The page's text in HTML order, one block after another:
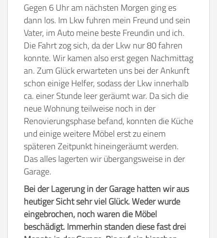
Gegen 6 Uhr am nächsten Morgen ging es
dann los. Im Lkw fuhren mein Freund und sein
Vater, im Auto meine beste Freundin und ich.
Die Fahrt zog sich, da der Lkw nur 80 fahren
konnte. Wir kamen also erst gegen Nachmittag
an. Zum Glück erwarteten uns bei der Ankunft
schon einige Helfer, sodass der Lkw innerhalb
ca. einer Stunde leer geräumt war. Da sich die
neue Wohnung teilweise noch in der
Renovierungsphase befand, konnten die Küche
und einige weitere Möbel erst zu einem
späteren Zeitpunkt hineingeräumt werden.
Das alles lagerten wir übergangsweise in der
Garage.
Bei der Lagerung in der Garage hatten wir aus
heutiger Sicht sehr viel Glück. Weder wurde
eingebrochen, noch waren die Möbel
beschädigt. Immerhin standen diese fast drei